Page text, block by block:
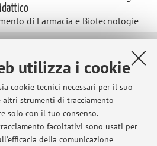
utilizza i cookie
cookie tecnici necessari per il suo
altri strumenti di tracciamento
solo con il tuo consenso.
facoltativi sono usati per
della comunicazione
di Farmacia e Biotecnologie
contenuti.
Ultimi avvisi